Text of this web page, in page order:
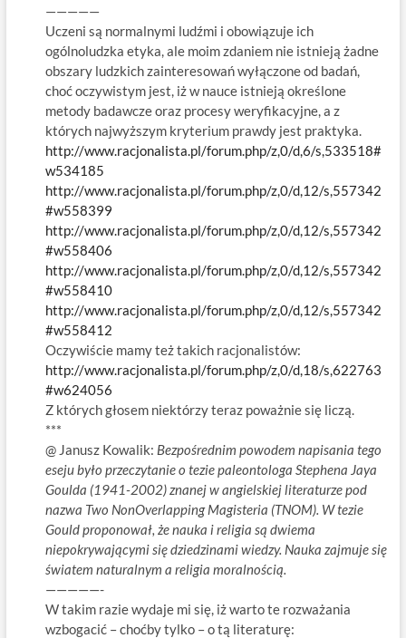
—————
Uczeni są normalnymi ludźmi i obowiązuje ich
ogólnoludzka etyka, ale moim zdaniem nie istnieją żadne
obszary ludzkich zainteresowań wyłączone od badań,
choć oczywistym jest, iż w nauce istnieją określone
metody badawcze oraz procesy weryfikacyjne, a z
których najwyższym kryterium prawdy jest praktyka.
http://www.racjonalista.pl/forum.php/z,0/d,6/s,533518#
w534185
http://www.racjonalista.pl/forum.php/z,0/d,12/s,557342
#w558399
http://www.racjonalista.pl/forum.php/z,0/d,12/s,557342
#w558406
http://www.racjonalista.pl/forum.php/z,0/d,12/s,557342
#w558410
http://www.racjonalista.pl/forum.php/z,0/d,12/s,557342
#w558412
Oczywiście mamy też takich racjonalistów:
http://www.racjonalista.pl/forum.php/z,0/d,18/s,622763
#w624056
Z których głosem niektórzy teraz poważnie się liczą.
***
@ Janusz Kowalik: Bezpośrednim powodem napisania tego
eseju było przeczytanie o tezie paleontologa Stephena Jaya
Goulda (1941-2002) znanej w angielskiej literaturze pod
nazwa Two NonOverlapping Magisteria (TNOM). W tezie
Gould proponował, że nauka i religia są dwiema
niepokrywającymi się dziedzinami wiedzy. Nauka zajmuje się
światem naturalnym a religia moralnością.
—————-
W takim razie wydaje mi się, iż warto te rozważania
wzbogacić – choćby tylko – o tą literaturę: